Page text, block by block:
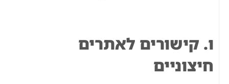
ו. קישורים לאתרים
חיצוניים